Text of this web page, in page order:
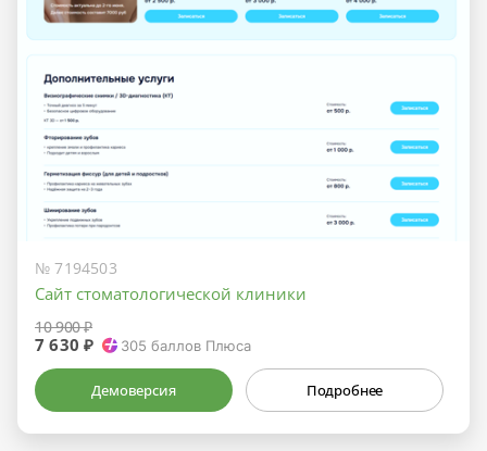
№ 7194503
Сайт стоматологической клиники
10 900 ₽
7 630 ₽ 305 баллов Плюса
Демоверсия Подробнее